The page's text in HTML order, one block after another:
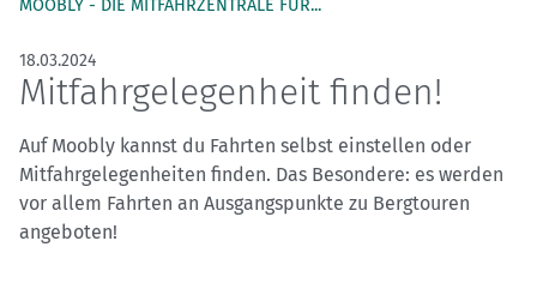
MOOBLY - DIE MITFAHRZENTRALE FÜR...
18.03.2024
Mitfahrgelegenheit finden!
Auf Moobly kannst du Fahrten selbst einstellen oder
Mitfahrgelegenheiten finden. Das Besondere: es werden
vor allem Fahrten an Ausgangspunkte zu Bergtouren
angeboten!